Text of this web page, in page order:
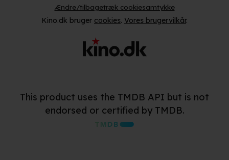
Ændre/tilbagetræk cookiesamtykke
Kino.dk bruger cookies. Vores brugervilkår.
This product uses the TMDB API but is not
endorsed or certified by TMDB.